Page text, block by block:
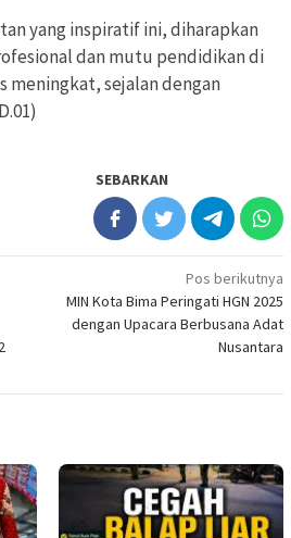
yang inspiratif ini, diharapkan
dan mutu pendidikan di
meningkat, sejalan dengan
SEBARKAN
Pos berikutnya
MIN Kota Bima Peringati HGN 2025
dengan Upacara Berbusana Adat
Nusantara